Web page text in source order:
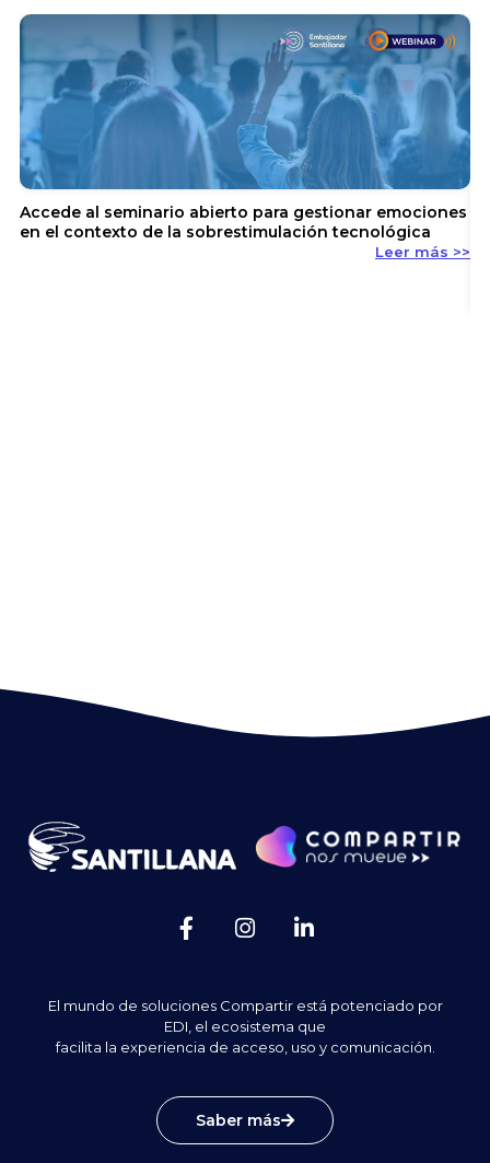
Accede al seminario abierto para gestionar emociones
en el contexto de la sobrestimulación tecnológica
Leer más >>
El mundo de soluciones Compartir está potenciado por
EDI, el ecosistema que
facilita la experiencia de acceso, uso y comunicación.
Saber más